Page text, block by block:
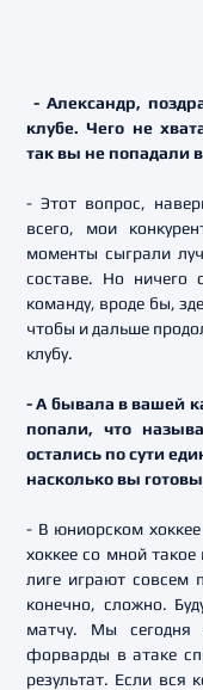
- Александр,
клубе. Чего не
так вы не попадали в
- Этот вопрос,
всего, мои
моменты сыграли
составе. Но ничего
команду, вроде бы,
чтобы и дальше
клубу.
- А бывала в вашей
попали, что
остались по сути
насколько вы
- В юниорском
хоккее со мной
лиге играют совсем
конечно, сложно.
матчу. Мы
форварды в атаке
результат. Если вся